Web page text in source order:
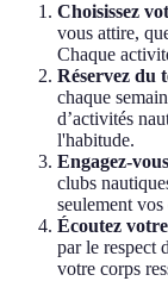
Choisissez
vous attire,
Chaque
Réservez du
chaque
d’activités
l'habitude.
Engagez-
clubs
seulement
Écoutez
par le respect
votre corps